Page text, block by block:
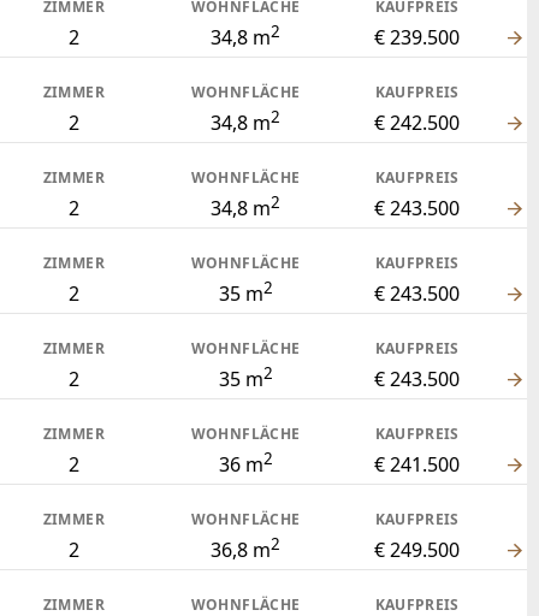
ZIMMER
2
WOHNFLÄCHE
34,8 m2
KAUFPREIS
€ 239.500
ZIMMER
2
WOHNFLÄCHE
34,8 m2
KAUFPREIS
€ 242.500
ZIMMER
2
WOHNFLÄCHE
34,8 m2
KAUFPREIS
€ 243.500
ZIMMER
2
WOHNFLÄCHE
35 m2
KAUFPREIS
€ 243.500
ZIMMER
2
WOHNFLÄCHE
35 m2
KAUFPREIS
€ 243.500
ZIMMER
2
WOHNFLÄCHE
36 m2
KAUFPREIS
€ 241.500
ZIMMER
2
WOHNFLÄCHE
36,8 m2
KAUFPREIS
€ 249.500
ZIMMER WOHNFLÄCHE KAUFPREIS